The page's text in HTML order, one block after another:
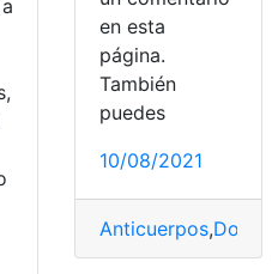
,Ingeniería Química
en esta
página.
También
puedes
10/08/2021
Anticuerpos,Dosis